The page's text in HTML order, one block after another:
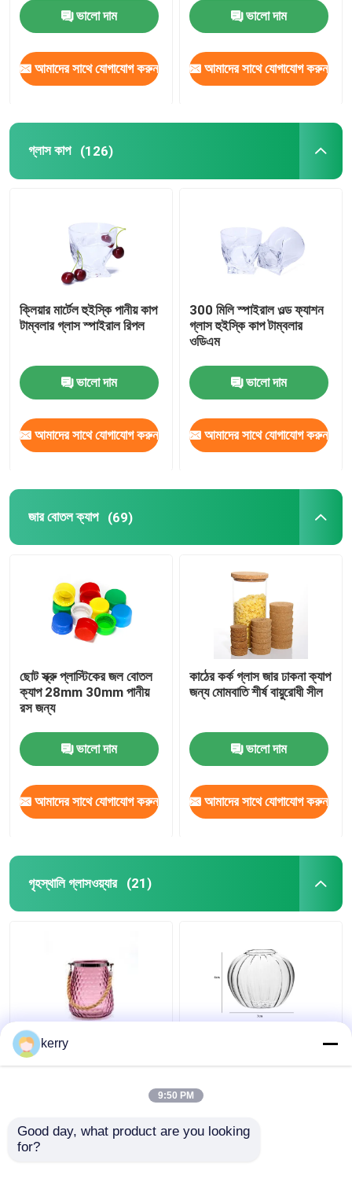
ভালো দাম
আমাদের সাথে যোগাযোগ করুন
ভালো দাম
আমাদের সাথে যোগাযোগ করুন
গ্লাস কাপ (126)
ক্লিয়ার মার্টেল হুইস্কি পানীয় কাপ
টাম্বলার গ্লাস স্পাইরাল রিপল
ভালো দাম
আমাদের সাথে যোগাযোগ করুন
300 মিলি স্পাইরাল ওল্ড ফ্যাশন
গ্লাস হুইস্কি কাপ টাম্বলার
ওডিএম
ভালো দাম
আমাদের সাথে যোগাযোগ করুন
জার বোতল ক্যাপ (69)
ছোট স্ক্রু প্লাস্টিকের জল বোতল
ক্যাপ 28mm 30mm পানীয়
রস জন্য
ভালো দাম
আমাদের সাথে যোগাযোগ করুন
কাঠের কর্ক গ্লাস জার ঢাকনা ক্যাপ
জন্য মোমবাতি শীর্ষ বায়ুরোধী সীল
ভালো দাম
আমাদের সাথে যোগাযোগ করুন
গৃহস্থালি গ্লাসওয়্যার (21)
কাস্টম ডিজাইন 5 ইঞ্চি 10 ইঞ্চি
ক্লাসিকাল সিলিন্ডার ফুলের গ্লাস
kerry
9:50 PM
Good day, what product are you looking
for?